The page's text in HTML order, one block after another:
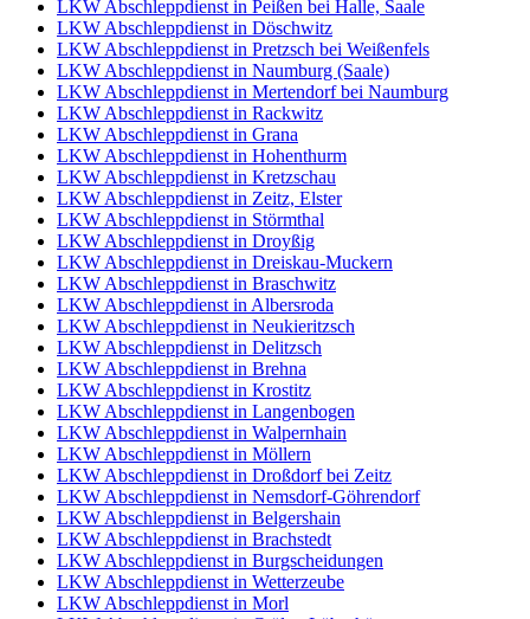
LKW Abschleppdienst in Peißen bei Halle, Saale
LKW Abschleppdienst in Döschwitz
LKW Abschleppdienst in Pretzsch bei Weißenfels
LKW Abschleppdienst in Naumburg (Saale)
LKW Abschleppdienst in Mertendorf bei Naumburg
LKW Abschleppdienst in Rackwitz
LKW Abschleppdienst in Grana
LKW Abschleppdienst in Hohenthurm
LKW Abschleppdienst in Kretzschau
LKW Abschleppdienst in Zeitz, Elster
LKW Abschleppdienst in Störmthal
LKW Abschleppdienst in Droyßig
LKW Abschleppdienst in Dreiskau-Muckern
LKW Abschleppdienst in Braschwitz
LKW Abschleppdienst in Albersroda
LKW Abschleppdienst in Neukieritzsch
LKW Abschleppdienst in Delitzsch
LKW Abschleppdienst in Brehna
LKW Abschleppdienst in Krostitz
LKW Abschleppdienst in Langenbogen
LKW Abschleppdienst in Walpernhain
LKW Abschleppdienst in Möllern
LKW Abschleppdienst in Droßdorf bei Zeitz
LKW Abschleppdienst in Nemsdorf-Göhrendorf
LKW Abschleppdienst in Belgershain
LKW Abschleppdienst in Brachstedt
LKW Abschleppdienst in Burgscheidungen
LKW Abschleppdienst in Wetterzeube
LKW Abschleppdienst in Morl